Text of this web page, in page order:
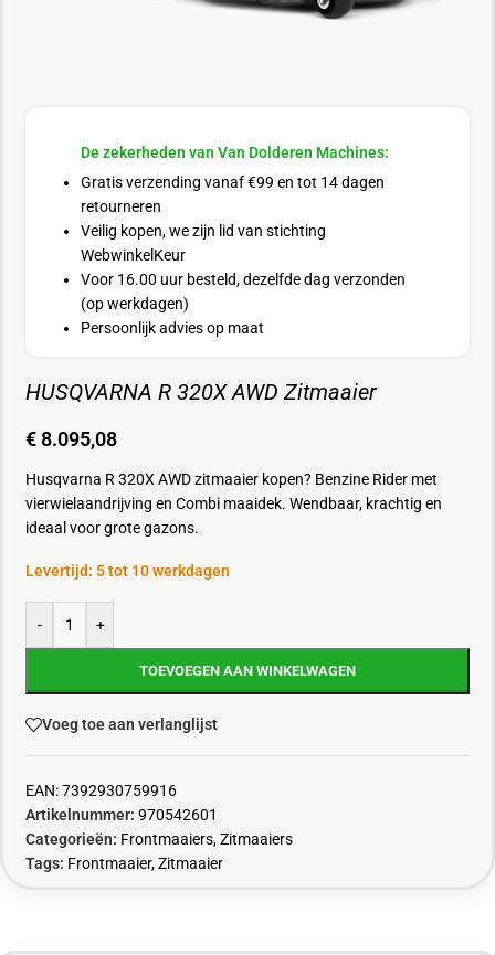
De zekerheden van Van Dolderen Machines:
Gratis verzending vanaf €99 en tot 14 dagen
retourneren
Veilig kopen, we zijn lid van stichting
WebwinkelKeur
Voor 16.00 uur besteld, dezelfde dag verzonden
(op werkdagen)
Persoonlijk advies op maat
HUSQVARNA R 320X AWD Zitmaaier
€8.095,08
Husqvarna R 320X AWD zitmaaier kopen? Benzine Rider met
vierwielaandrijving en Combi maaidek. Wendbaar, krachtig en
ideaal voor grote gazons.
Levertijd: 5 tot 10 werkdagen
- +
TOEVOEGEN AAN WINKELWAGEN
Voeg toe aan verlanglijst
EAN:7392930759916
Artikelnummer: 970542601
Categorieën: Frontmaaiers,Zitmaaiers
Tags: Frontmaaier,Zitmaaier